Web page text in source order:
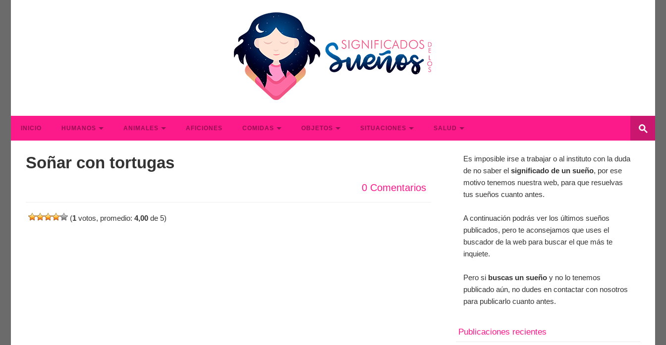
INICIO HUMANOS ANIMALES AFICIONES COMIDAS OBJETOS SITUACIONES SALUD
Soñar con tortugas
0 Comentarios
(1 votos, promedio: 4,00 de 5)
Es imposible irse a trabajar o al instituto con la duda
de no saber el significado de un sueño, por ese
motivo tenemos nuestra web, para que resuelvas
tus sueños cuanto antes.
A continuación podrás ver los últimos sueños
publicados, pero te aconsejamos que uses el
buscador de la web para buscar el que más te
inquiete.
Pero si buscas un sueño y no lo tenemos
publicado aún, no dudes en contactar con nosotros
para publicarlo cuanto antes.
Publicaciones recientes